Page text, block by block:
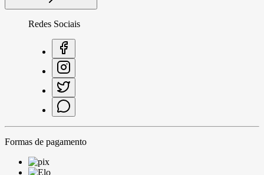
Redes Sociais
Formas de pagamento